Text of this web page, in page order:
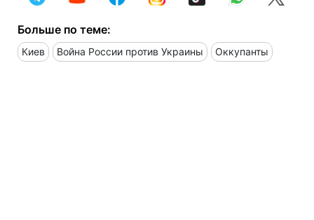
Больше по теме:
Киев Война России против Украины Оккупанты